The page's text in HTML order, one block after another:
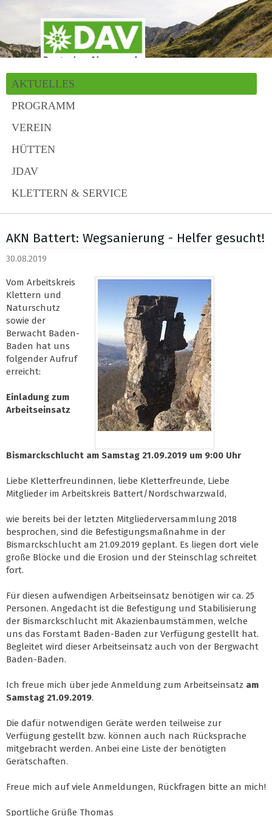
AKTUELLES
PROGRAMM
VEREIN
HÜTTEN
JDAV
KLETTERN & SERVICE
AKN Battert: Wegsanierung - Helfer gesucht!
30.08.2019
Vom Arbeitskreis
Klettern und
Naturschutz
sowie der
Berwacht Baden-
Baden hat uns
folgender Aufruf
erreicht:
Einladung zum
Arbeitseinsatz
Bismarckschlucht am Samstag 21.09.2019 um 9:00 Uhr
Liebe Kletterfreundinnen, liebe Kletterfreunde, Liebe
Mitglieder im Arbeitskreis Battert/Nordschwarzwald,
wie bereits bei der letzten Mitgliederversammlung 2018
besprochen, sind die Befestigungsmaßnahme in der
Bismarckschlucht am 21.09.2019 geplant. Es liegen dort viele
große Blöcke und die Erosion und der Steinschlag schreitet
fort.
Für diesen aufwendigen Arbeitseinsatz benötigen wir ca. 25
Personen. Angedacht ist die Befestigung und Stabilisierung
der Bismarckschlucht mit Akazienbaumstämmen, welche
uns das Forstamt Baden-Baden zur Verfügung gestellt hat.
Begleitet wird dieser Arbeitseinsatz auch von der Bergwacht
Baden-Baden.
Ich freue mich über jede Anmeldung zum Arbeitseinsatz am
Samstag 21.09.2019.
Die dafür notwendigen Geräte werden teilweise zur
Verfügung gestellt bzw. können auch nach Rücksprache
mitgebracht werden. Anbei eine Liste der benötigten
Gerätschaften.
Freue mich auf viele Anmeldungen, Rückfragen bitte an mich!
Sportliche Grüße Thomas